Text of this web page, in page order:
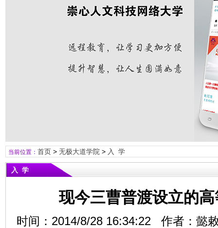
当前位置： 首页> 无极大道学院 > 入 学
入 学
现今三曹普渡设立的
时间：2014/8/28 16:34:22 作者：懿